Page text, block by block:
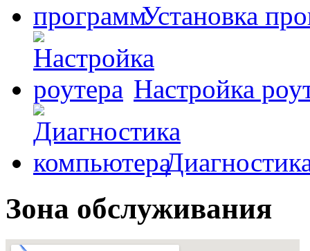
Установка
Настройка
Зона обслуживания